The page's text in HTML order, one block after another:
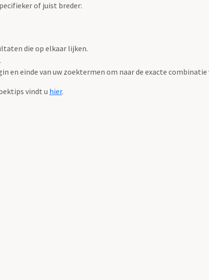
of juist breder:
die op elkaar lijken.
en einde van uw zoektermen om naar de exacte
vindt u hier.